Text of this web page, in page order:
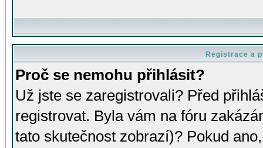
Registrace a
Proč se nemohu přihlásit?
Už jste se zaregistrovali? Před
registrovat. Byla vám na fóru
tato skutečnost zobrazí)? Pokud